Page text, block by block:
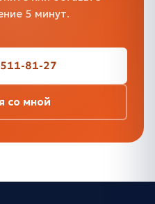
5 минут.
81-27
со мной